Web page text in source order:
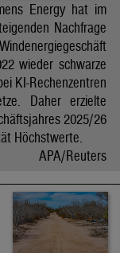
Energy hat im
Nachfrage
wieder schwarze
KI-Rechenzentren
Daher erzielte
2025/26
Höchstwerte.
APA/Reuters